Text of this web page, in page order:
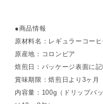
●商品情報
原材料名：レギュラーコーヒ
原産地：コロンビア
焙煎日：パッケージ表面に記
賞味期限：焙煎日より3ヶ月
内容量：100g（ドリップバ